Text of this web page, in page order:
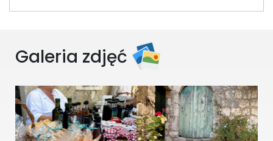
Galeria zdjęć